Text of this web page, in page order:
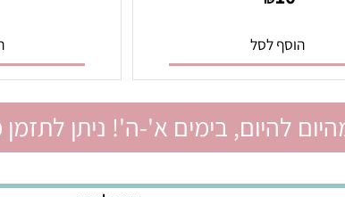
₪
להיום, בימים א'-ה'! ניתן לתזמן